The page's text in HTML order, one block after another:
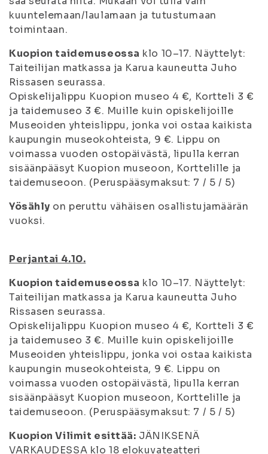
kuuntelemaan/laulamaan ja tutustumaan
toimintaan.
Kuopion taidemuseossa klo 10–17. Näyttelyt:
Taiteilijan matkassa ja Karua kauneutta Juho
Rissasen seurassa.
Opiskelijalippu Kuopion museo 4 €, Kortteli 3 €
ja taidemuseo 3 €. Muille kuin opiskelijoille
Museoiden yhteislippu, jonka voi ostaa kaikista
kaupungin museokohteista, 9 €. Lippu on
voimassa vuoden ostopäivästä, lipulla kerran
sisäänpääsyt Kuopion museoon, Korttelille ja
taidemuseoon. (Peruspääsymaksut: 7 / 5 / 5)
Yösähly on peruttu vähäisen osallistujamäärän
vuoksi.
Perjantai 4.10.
Kuopion taidemuseossa klo 10–17. Näyttelyt:
Taiteilijan matkassa ja Karua kauneutta Juho
Rissasen seurassa.
Opiskelijalippu Kuopion museo 4 €, Kortteli 3 €
ja taidemuseo 3 €. Muille kuin opiskelijoille
Museoiden yhteislippu, jonka voi ostaa kaikista
kaupungin museokohteista, 9 €. Lippu on
voimassa vuoden ostopäivästä, lipulla kerran
sisäänpääsyt Kuopion museoon, Korttelille ja
taidemuseoon. (Peruspääsymaksut: 7 / 5 / 5)
Kuopion Vilimit esittää: JÄNIKSENÄ
VARKAUDESSA klo 18 elokuvateatteri